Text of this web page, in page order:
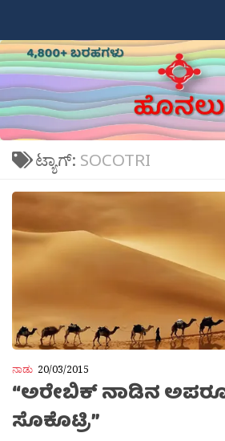
ಟ್ಯಾಗ್: SOCOTRI
ನಾಡು 20/03/2015
“ಅರೇಬಿಕ್ ನಾಡಿನ
ಸೊಕೊಟ್ರಿ”